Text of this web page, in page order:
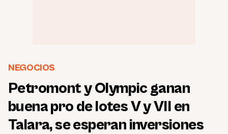
NEGOCIOS
Petromont y Olympic ganan
buena pro de lotes V y VII en
Talara, se esperan inversiones